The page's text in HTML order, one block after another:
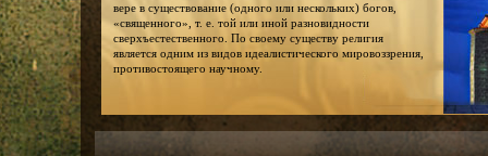
вере в существование (одного или нескольких) богов,
«священного», т. е. той или иной разновидности
сверхъестественного. По своему существу религия
является одним из видов идеалистического мировоззрения,
противостоящего научному.